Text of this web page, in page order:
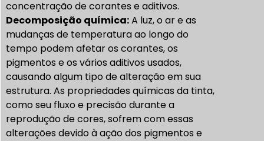
concentração de corantes e aditivos.
Decomposição química:A luz, o ar e as
mudanças de temperatura ao longo do
tempo podem afetar os corantes, os
pigmentos e os vários aditivos usados,
causando algum tipo de alteração em sua
estrutura. As propriedades químicas da tinta,
como seu fluxo e precisão durante a
reprodução de cores, sofrem com essas
alterações devido à ação dos pigmentos e